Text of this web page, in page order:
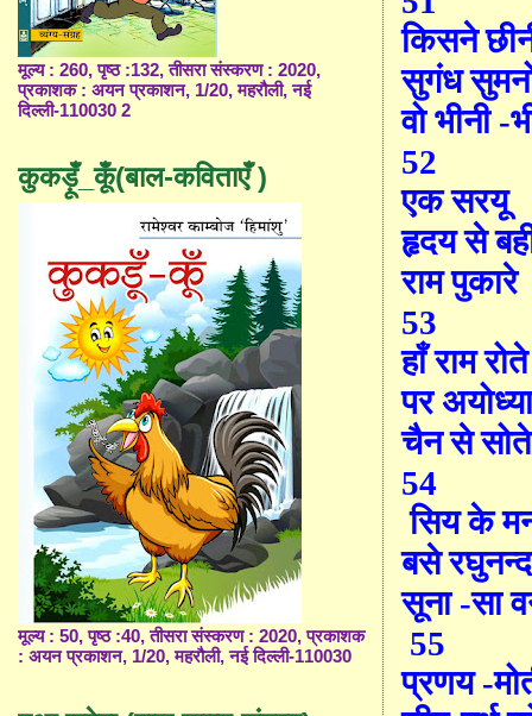
किसने
सुगंध
वो भीनी -
52
एक सरयू
हृदय से
राम
53
हाँ राम रोते
पर
चैन से
54
सिय के
बसे
सूना -सा
55
प्रणय -
मूल्य : 260, पृष्ठ :132, तीसरा संस्करण : 2020,
प्रकाशक : अयन प्रकाशन, 1/20, महरौली, नई
दिल्ली-110030 2
कुकड़ूँ_कूँ(बाल-कविताएँ )
मूल्य : 50, पृष्ठ :40, तीसरा संस्करण : 2020, प्रकाशक
: अयन प्रकाशन, 1/20, महरौली, नई दिल्ली-110030